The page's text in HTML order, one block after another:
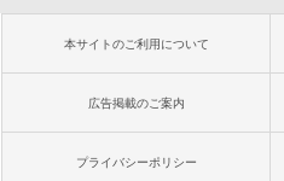
本サイトのご利用について
広告掲載のご案内
プライバシーポリシー